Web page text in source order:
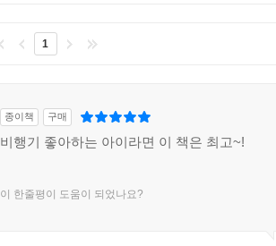
1
종이책 구매
비행기 좋아하는 아이라면 이 책은 최고~!
이 한줄평이 도움이 되었나요?